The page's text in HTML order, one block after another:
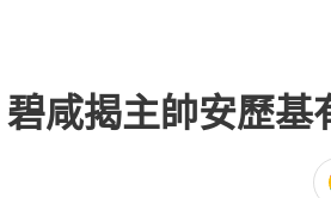
咸揭主帥安歷基